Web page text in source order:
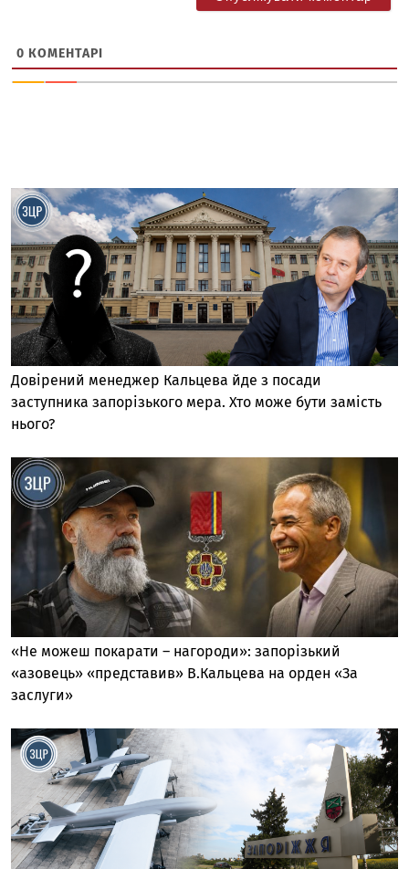
0 КОМЕНТАРІ
Довірений менеджер Кальцева йде з посади
заступника запорізького мера. Хто може бути замість
нього?
«Не можеш покарати – нагороди»: запорізький
«азовець» «представив» В.Кальцева на орден «За
заслуги»